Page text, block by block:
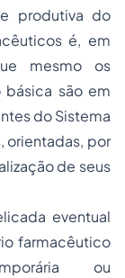
produtiva do
é, em
mesmo os
são em
do Sistema
orientadas, por
de seus
eventual
farmacêutico
ou